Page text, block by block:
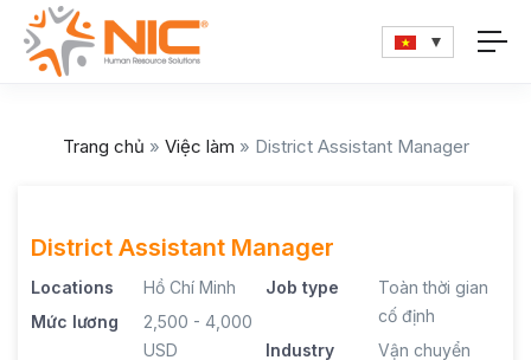
Trang chủ » Việc làm » District Assistant Manager
District Assistant Manager
Locations
Hồ Chí Minh
Mức lương
2,500 - 4,000
USD
Job type
Toàn thời gian
cố định
Industry
Vận chuyển